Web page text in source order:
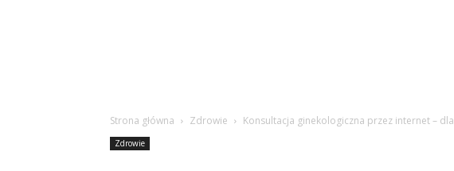
Strona główna Zdrowie Konsultacja ginekologiczna przez internet –
Zdrowie